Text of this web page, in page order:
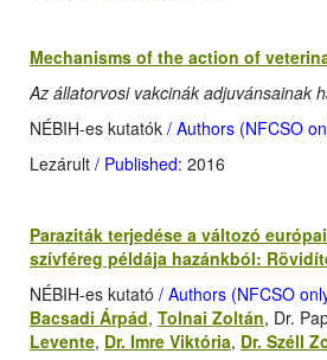
Mechanisms of the action of
Az állatorvosi vakcinák adjuvánsainak
NÉBIH-es kutatók / Authors (NFCSO
Lezárult / Published: 2016
Paraziták terjedése a változó
szívféreg példája hazánkból:
NÉBIH-es kutató / Authors (NFCSO
Bacsadi Árpád, Tolnai Zoltán, Dr.
Levente, Dr. Imre Viktória, Dr. Széll